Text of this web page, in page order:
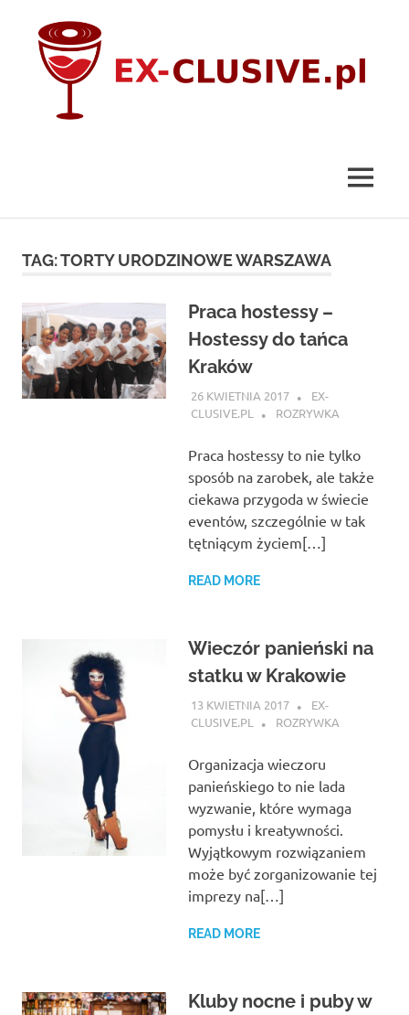
content
MENU
TAG:TORTY URODZINOWE WARSZAWA
Praca hostessy –
Hostessy do tańca
Kraków
26 KWIETNIA 2017
EX-
CLUSIVE.PL
ROZRYWKA
Praca hostessy to nie tylko
sposób na zarobek, ale także
ciekawa przygoda w świecie
eventów, szczególnie w tak
tętniącym życiem[…]
READ MORE
Wieczór panieński na
statku w Krakowie
13 KWIETNIA 2017
EX-
CLUSIVE.PL
ROZRYWKA
Organizacja wieczoru
panieńskiego to nie lada
wyzwanie, które wymaga
pomysłu i kreatywności.
Wyjątkowym rozwiązaniem
może być zorganizowanie tej
imprezy na[…]
READ MORE
Kluby nocne i puby w